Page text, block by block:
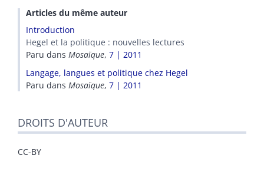
Articles du même auteur
Introduction
Hegel et la politique : nouvelles lectures
Paru dans Mosaïque, 7 | 2011
Langage, langues et politique chez Hegel
Paru dans Mosaïque, 7 | 2011
DROITS D'AUTEUR
CC-BY